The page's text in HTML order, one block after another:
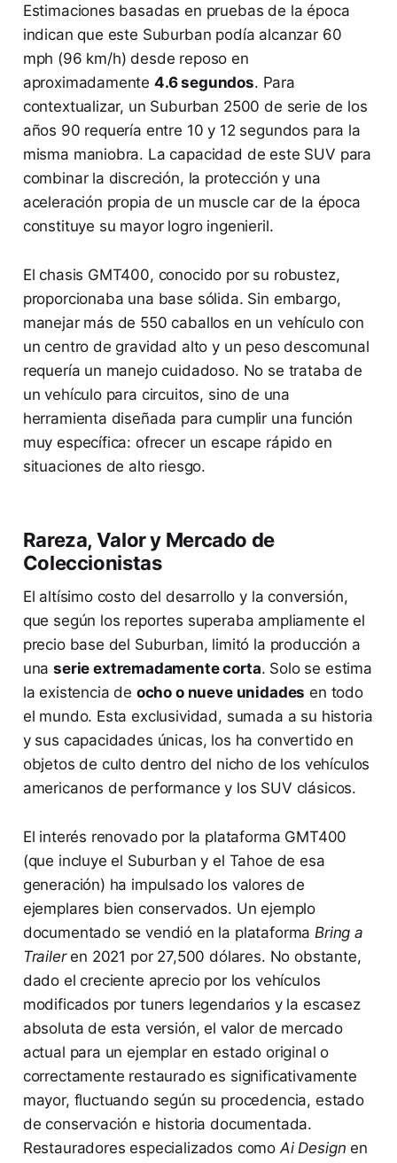
Estimaciones basadas en pruebas de la época
indican que este Suburban podía alcanzar 60
mph (96 km/h) desde reposo en
aproximadamente 4.6 segundos. Para
contextualizar, un Suburban 2500 de serie de los
años 90 requería entre 10 y 12 segundos para la
misma maniobra. La capacidad de este SUV para
combinar la discreción, la protección y una
aceleración propia de un muscle car de la época
constituye su mayor logro ingenieril.
El chasis GMT400, conocido por su robustez,
proporcionaba una base sólida. Sin embargo,
manejar más de 550 caballos en un vehículo con
un centro de gravidad alto y un peso descomunal
requería un manejo cuidadoso. No se trataba de
un vehículo para circuitos, sino de una
herramienta diseñada para cumplir una función
muy específica: ofrecer un escape rápido en
situaciones de alto riesgo.
Rareza, Valor y Mercado de
Coleccionistas
El altísimo costo del desarrollo y la conversión,
que según los reportes superaba ampliamente el
precio base del Suburban, limitó la producción a
unaserie extremadamente corta. Solo se estima
la existencia de ocho o nueve unidades en todo
el mundo. Esta exclusividad, sumada a su historia
y sus capacidades únicas, los ha convertido en
objetos de culto dentro del nicho de los vehículos
americanos de performance y los SUV clásicos.
El interés renovado por la plataforma GMT400
(que incluye el Suburban y el Tahoe de esa
generación) ha impulsado los valores de
ejemplares bien conservados. Un ejemplo
documentado se vendió en la plataforma Bring a
Traileren 2021 por 27,500 dólares. No obstante,
dado el creciente aprecio por los vehículos
modificados por tuners legendarios y la escasez
absoluta de esta versión, el valor de mercado
actual para un ejemplar en estado original o
correctamente restaurado es significativamente
mayor, fluctuando según su procedencia, estado
de conservación e historia documentada.
Restauradores especializados como Ai Design en